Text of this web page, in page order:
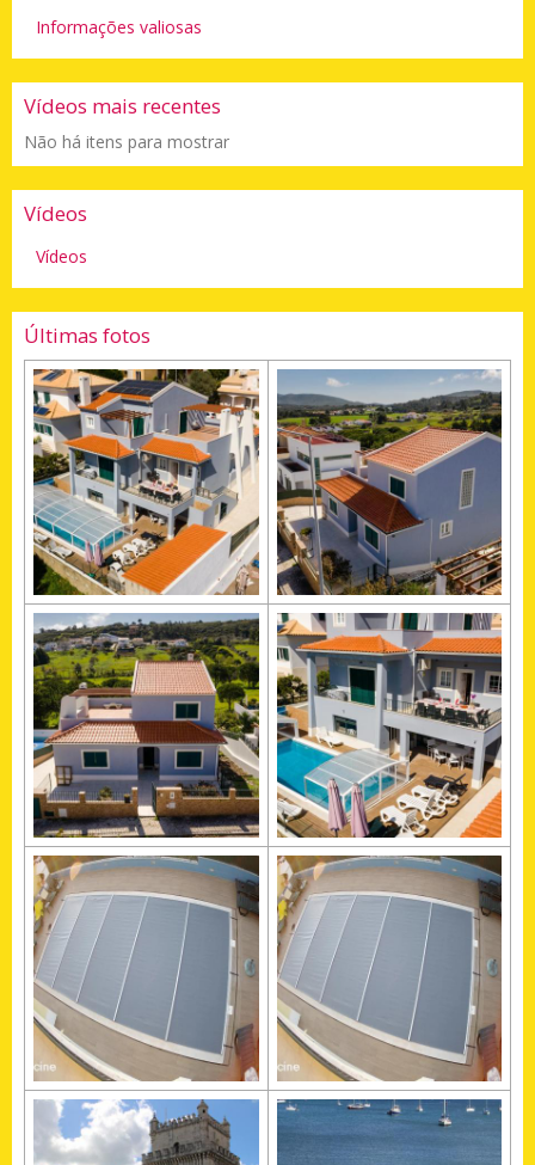
Informações valiosas
Vídeos mais recentes
Não há itens para mostrar
Vídeos
Vídeos
Últimas fotos